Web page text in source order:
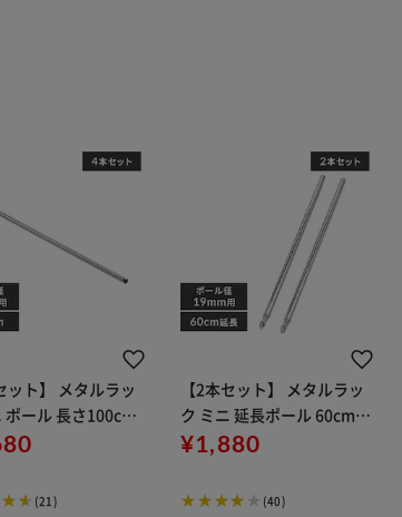
ット】 メタルラッ
ポール 長さ100cm
(ポール直径19
(21)
【2本セット】 メタルラッ
ク ミニ 延長ポール 60cm延
長 MM-60EPW (ポール直径
¥1,880
(40)